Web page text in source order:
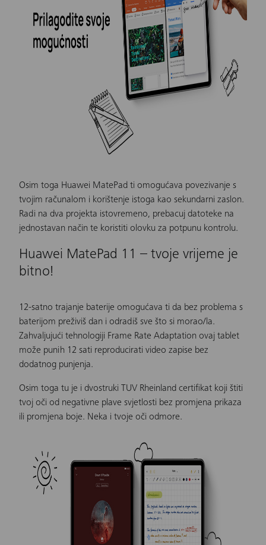
Osim toga Huawei MatePad ti omogućava povezivanje s
tvojim računalom i korištenje istoga kao sekundarni zaslon.
Radi na dva projekta istovremeno, prebacuj datoteke na
jednostavan način te koristiti olovku za potpunu kontrolu.
Huawei MatePad 11 – tvoje vrijeme je
bitno!
12-satno trajanje baterije omogućava ti da bez problema s
baterijom preživiš dan i odradiš sve što si morao/la.
Zahvaljujući tehnologiji Frame Rate Adaptation ovaj tablet
može punih 12 sati reproducirati video zapise bez
dodatnog punjenja.
Osim toga tu je i dvostruki TUV Rheinland certifikat koji štiti
tvoj oči od negativne plave svjetlosti bez promjena prikaza
ili promjena boje. Neka i tvoje oči odmore.